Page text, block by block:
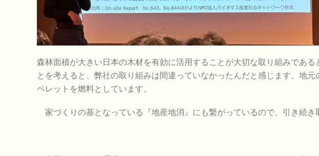
森林面積が大きい日本の木材を有効に活用することが大切な取り組みであ
とを考えると、弊社の取り組みは間違っていなかったんだと感じます。地
ペレットを燃料としています。
家づくりの基となっている『地産地消』にも繋がっているので、引き続き